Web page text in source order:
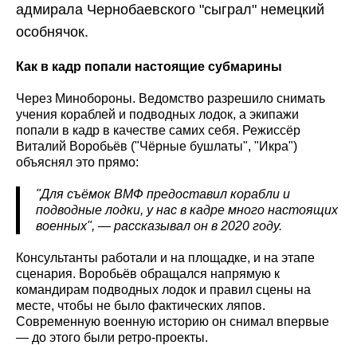
адмирала Чернобаевского "сыграл" немецкий
особнячок.
Как в кадр попали настоящие субмарины
Через Минобороны. Ведомство разрешило снимать
учения кораблей и подводных лодок, а экипажи
попали в кадр в качестве самих себя. Режиссёр
Виталий Воробьёв ("Чёрные бушлаты", "Икра")
объяснял это прямо:
"Для съёмок ВМФ предоставил корабли и
подводные лодки, у нас в кадре много настоящих
военных", — рассказывал он в 2020 году.
Консультанты работали и на площадке, и на этапе
сценария. Воробьёв обращался напрямую к
командирам подводных лодок и правил сцены на
месте, чтобы не было фактических ляпов.
Современную военную историю он снимал впервые
— до этого были ретро-проекты.